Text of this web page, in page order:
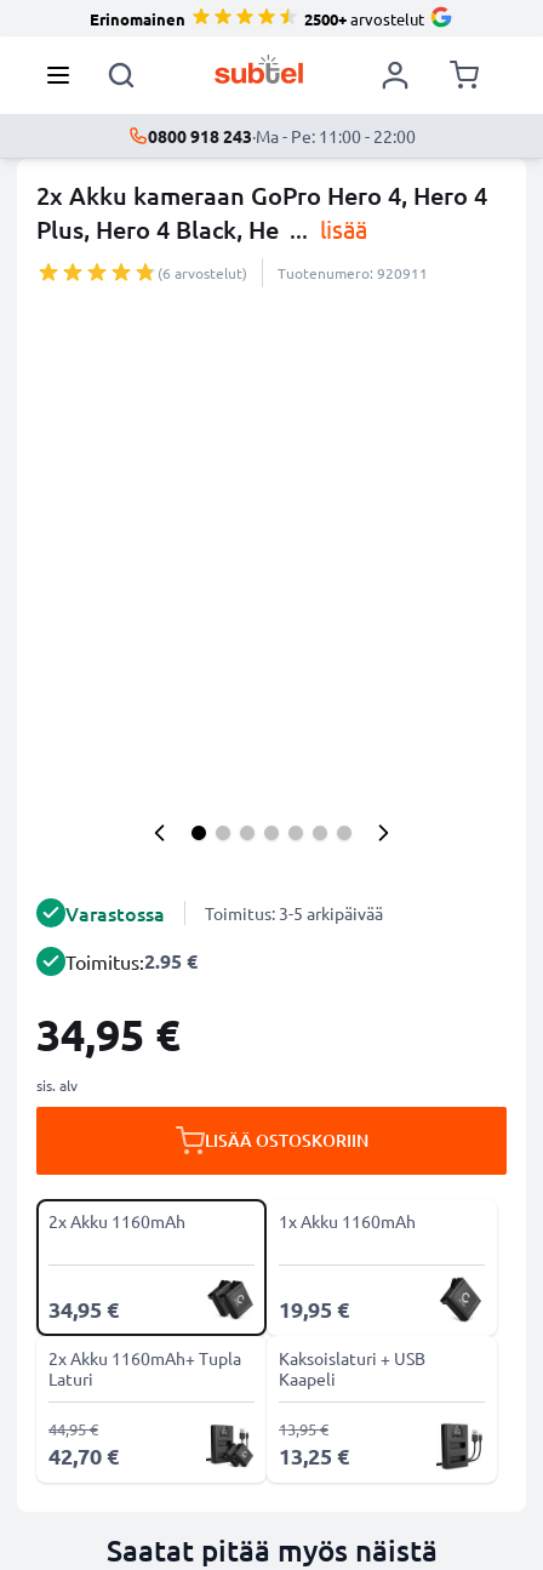
Erinomainen 2500+arvostelut
0800 918 243·Ma - Pe: 11:00 - 22:00
2x Akku kameraan GoPro Hero 4, Hero 4
Plus, Hero 4 Black, He ... lisää
(6 arvostelut) Tuotenumero: 920911
Varastossa Toimitus: 3-5 arkipäivää
Toimitus:2.95 €
34,95 €
sis. alv
LISÄÄ OSTOSKORIIN
2x Akku 1160mAh
34,95 €
1x Akku 1160mAh
19,95 €
2x Akku 1160mAh+ Tupla
Laturi
42,70 €
44,95 €
Kaksoislaturi + USB
Kaapeli
13,25 €
13,95 €
Saatat pitää myös näistä